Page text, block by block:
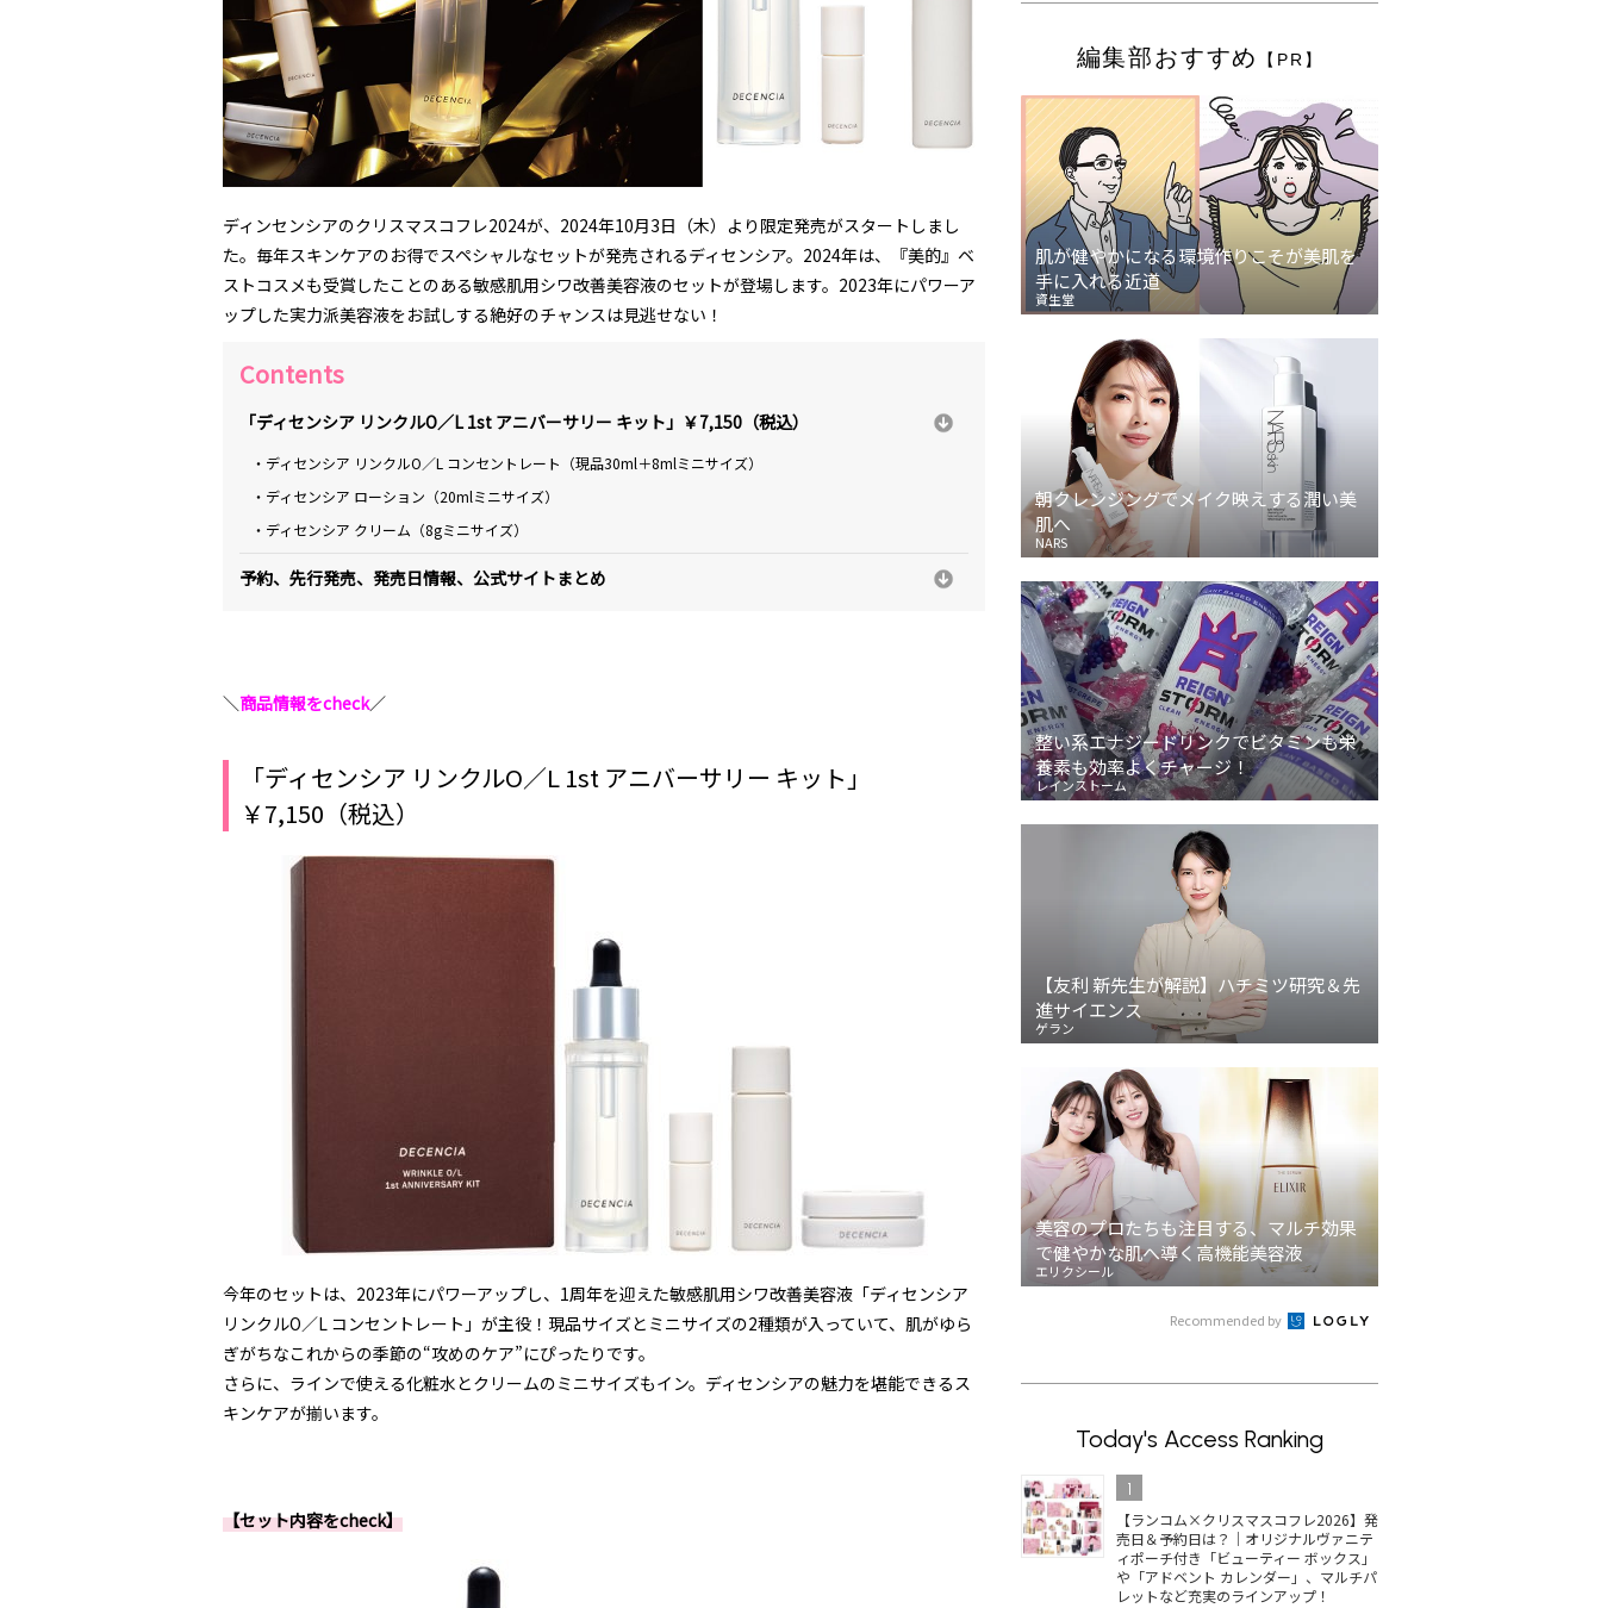
ディンセンシアのクリスマスコフレ2024が、2024年10月3日（木）より限定発売がスタートしまし
た。毎年スキンケアのお得でスペシャルなセットが発売されるディセンシア。2024年は、『美的』ベ
ストコスメも受賞したことのある敏感肌用シワ改善美容液のセットが登場します。2023年にパワーア
ップした実力派美容液をお試しする絶好のチャンスは見逃せない！
Contents
「ディセンシア リンクルO／L 1st アニバーサリー キット」￥7,150（税込）
・ディセンシア リンクルO／L コンセントレート（現品30ml＋8mlミニサイズ）
・ディセンシア ローション（20mlミニサイズ）
・ディセンシア クリーム（8gミニサイズ）
予約、先行発売、発売日情報、公式サイトまとめ
＼商品情報をcheck／
「ディセンシア リンクルO／L 1st アニバーサリー キット」
￥7,150（税込）
今年のセットは、2023年にパワーアップし、1周年を迎えた敏感肌用シワ改善美容液「ディセンシア
リンクルO／L コンセントレート」が主役！現品サイズとミニサイズの2種類が入っていて、肌がゆら
ぎがちなこれからの季節の“攻めのケア”にぴったりです。
さらに、ラインで使える化粧水とクリームのミニサイズもイン。ディセンシアの魅力を堪能できるス
キンケアが揃います。
【セット内容をcheck】
編集部おすすめ 【PR】
肌が健やかになる環境作りこそが美肌を
手に入れる近道
資生堂
朝クレンジングでメイク映えする潤い美
肌へ
NARS
整い系エナジードリンクでビタミンも栄
養素も効率よくチャージ！
レインストーム
【友利 新先生が解説】ハチミツ研究＆先
進サイエンス
ゲラン
美容のプロたちも注目する、マルチ効果
で健やかな肌へ導く高機能美容液
エリクシール
Recommended by
Today's Access Ranking
1
【ランコム×クリスマスコフレ2026】発
売日＆予約日は？｜オリジナルヴァニテ
ィポーチ付き「ビューティー ボックス」
や「アドベント カレンダー」、マルチパ
レットなど充実のラインアップ！